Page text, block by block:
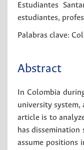
Estudiantes
estudiantes,
Palabras clave:
Abstract
In Colombia
university
article is to
has
assume positions